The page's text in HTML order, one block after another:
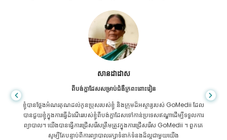
សានដាដាស
ពីបង់ក្លាដែសសម្រាប់ជំងឺក្រពះពោះវៀន
ខ្ញុំបានថ្លែងអំណរគុណដល់កូនប្រុសរបស់ខ្ញុំ និងក្រុមដ៏អស្ចារ្យរបស់ GoMedii ដែល
បានជួយខ្ញុំក្នុងការធ្វើដំណើររបស់ខ្ញុំពីបង់ក្លាដែសទៅកាន់ប្រទេសឥណ្ឌាដើម្បីទទួលការ
ព្យាបាល។ យើងបានធ្វើការជ្រើសរើសត្រឹមត្រូវក្នុងការជ្រើសរើស GoMedii ។ ពួកគេ
សូម្បីតែបន្ទាប់ពីការព្យាបាលរក្សាទំនាក់ទំនងដ៏ល្អជាមួយយើង